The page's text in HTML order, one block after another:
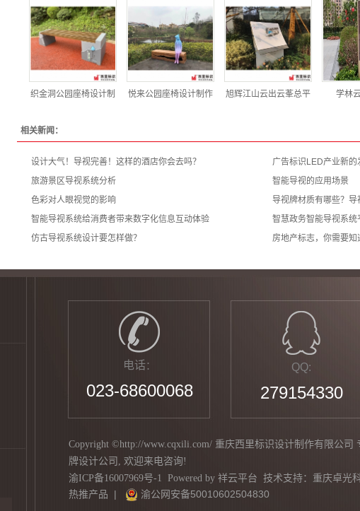
织金洞公园座椅设计制 悦来公园座椅设计制作 旭辉江山云出云莑总平 学林
相关新闻：
设计大气！导视完善！这样的酒店你会去吗？
广告标识LED产业新的
旅游景区导视系统分析
智能导视的应用场景
色彩对人眼视觉的影响
导视牌材质有哪些？导
智能导视系统给消费者带来数字化信息互动体验
智慧政务智能导视系
仿古导视系统设计要怎样做？
房地产标志，你需要知
电话：
023-68600068
QQ:
279154330
Copyright ©http://www.cqxili.com/ 重庆西里标识设计制作有限公司
牌设计公司 , 欢迎来电咨询!
渝ICP备16007969号-1 Powered by 祥云平台 技术支持： 重庆卓光
热推产品 | 渝公网安备50010602504830